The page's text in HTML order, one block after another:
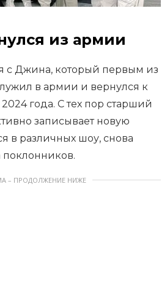
из армии
с Джина, который первым из
в армии и вернулся к
года. С тех пор старший
записывает новую
в различных шоу, снова
поклонников.
– ПРОДОЛЖЕНИЕ НИЖЕ